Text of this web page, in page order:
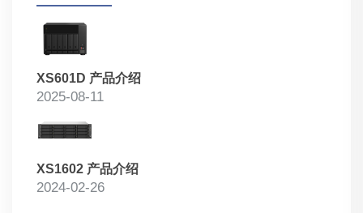
XS601D 产品介绍
2025-08-11
XS1602 产品介绍
2024-02-26